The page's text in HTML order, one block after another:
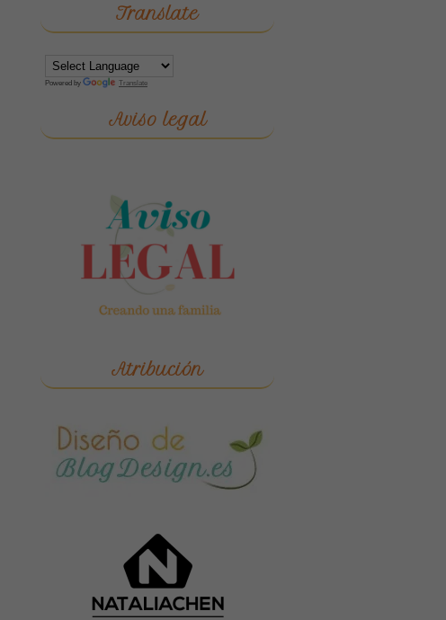
Translate
Powered by Translate
Aviso legal
Atribución